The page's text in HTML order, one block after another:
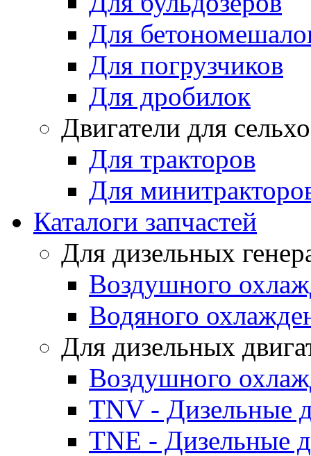
Для
Для погрузчиков
Для дробилок
Двигатели для
Для тракторов
Для
Каталоги запчастей
Для дизельных
Воздушного
Водяного
Для дизельных
Воздушного
TNV - Дизельные
TNE - Дизельные